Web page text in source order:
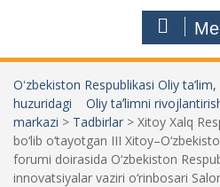
Oʻzbekiston Respublikasi Oliy
huzuridagi Oliy taʼlimni
markazi > Tadbirlar > Xitoy Xalq
bo‘lib o‘tayotgan III
forumi doirasida O‘zbekiston
innovatsiyalar vaziri o‘rinbosari